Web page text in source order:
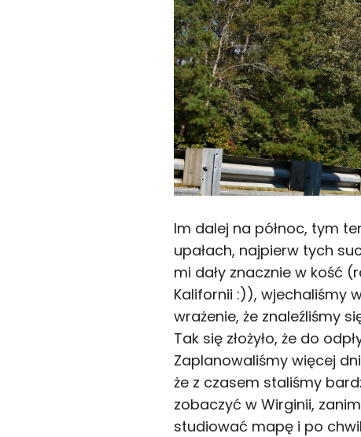
Im dalej na północ, tym
upałach, najpierw tych
mi dały znacznie w kość
Kalifornii :)), wjechaliśmy
wrażenie, że znaleźliśmy
Tak się złożyło, że do
Zaplanowaliśmy więcej
że z czasem staliśmy
zobaczyć w Wirginii,
studiować mapę i po